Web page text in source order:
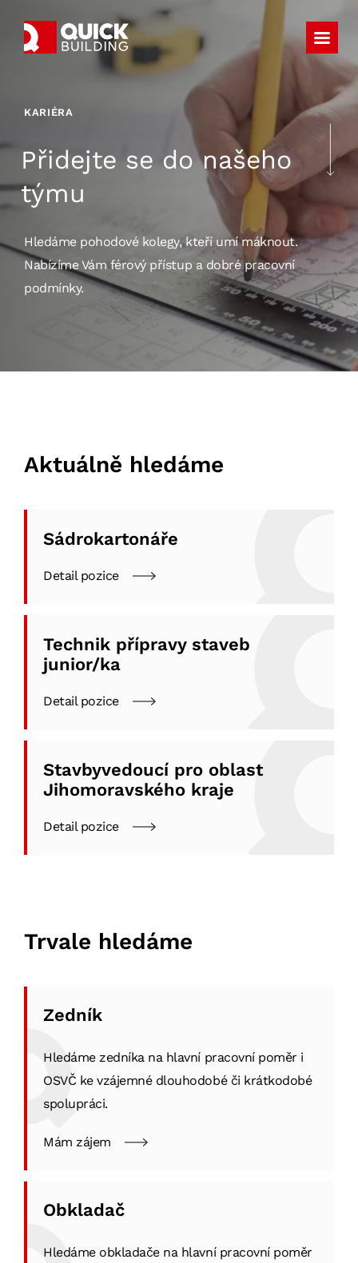
KARIÉRA
Přidejte se do našeho
týmu
Hledáme pohodové kolegy, kteří umí máknout.
Nabízíme Vám férový přístup a dobré pracovní
podmínky.
Aktuálně hledáme
Sádrokartonáře
Detail pozice
Technik přípravy staveb
junior/ka
Detail pozice
Stavbyvedoucí pro oblast
Jihomoravského kraje
Detail pozice
Trvale hledáme
Zedník
Hledáme zedníka na hlavní pracovní poměr i
OSVČ ke vzájemné dlouhodobé či krátkodobé
spolupráci.
Mám zájem
Obkladač
Hledáme obkladače na hlavní pracovní poměr